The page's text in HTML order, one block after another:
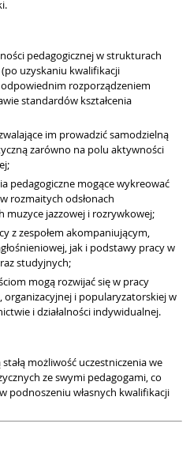
pedagogicznej w strukturach
uzyskaniu kwalifikacji
rozporządzeniem
standardów kształcenia
im prowadzić samodzielną
zarówno na polu aktywności
pedagogiczne mogące wykreować
rozmaitych odsłonach
muzyce jazzowej i rozrywkowej;
z zespołem akompaniującym,
jak i podstawy pracy w
studyjnych;
mogą rozwijać się w pracy
organizacyjnej i popularyzatorskiej w
i działalności indywidualnej.
możliwość uczestniczenia we
ze swymi pedagogami, co
podnoszeniu własnych kwalifikacji